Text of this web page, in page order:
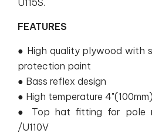
FEATURES
● High quality plywood with
protection paint
● Bass reflex design
● High temperature
● Top hat fitting for pole
/U110V